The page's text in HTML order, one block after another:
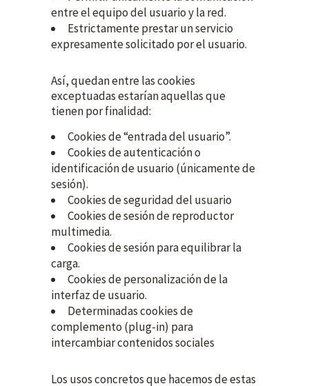
entre el equipo del usuario y la red.
Estrictamente prestar un servicio
expresamente solicitado por el usuario.
Así, quedan entre las cookies
exceptuadas estarían aquellas que
tienen por finalidad:
Cookies de “entrada del usuario”.
Cookies de autenticación o
identificación de usuario (únicamente de
sesión).
Cookies de seguridad del usuario
Cookies de sesión de reproductor
multimedia.
Cookies de sesión para equilibrar la
carga.
Cookies de personalización de la
interfaz de usuario.
Determinadas cookies de
complemento (plug-in) para
intercambiar contenidos sociales
Los usos concretos que hacemos de estas